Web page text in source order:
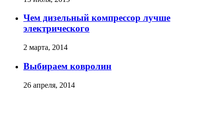
Чем дизельный компрессор лучше
электрического
2 марта, 2014
Выбираем ковролин
26 апреля, 2014